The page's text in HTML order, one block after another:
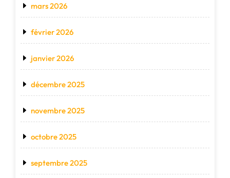
mars 2026
février 2026
janvier 2026
décembre 2025
novembre 2025
octobre 2025
septembre 2025